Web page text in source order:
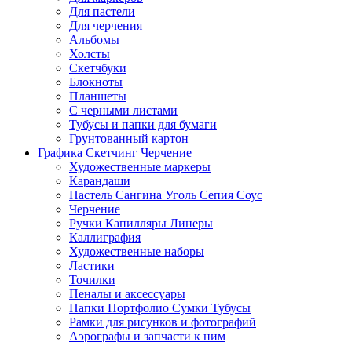
Для пастели
Для черчения
Альбомы
Холсты
Скетчбуки
Блокноты
Планшеты
С черными листами
Тубусы и папки для бумаги
Грунтованный картон
Графика Скетчинг Черчение
Художественные маркеры
Карандаши
Пастель Сангина Уголь Сепия Соус
Черчение
Ручки Капилляры Линеры
Каллиграфия
Художественные наборы
Ластики
Точилки
Пеналы и аксессуары
Папки Портфолио Сумки Тубусы
Рамки для рисунков и фотографий
Аэрографы и запчасти к ним